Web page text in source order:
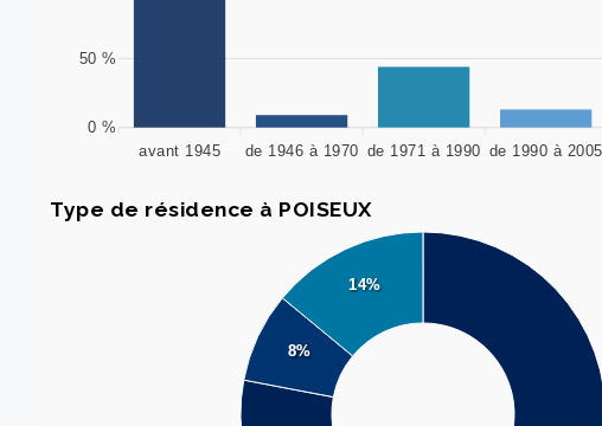
50 %
0 %
avant 1945
de 1946 à 1970 de 1971 à 1990 de 1990 à 2005
Type de résidence à POISEUX
8%
14%